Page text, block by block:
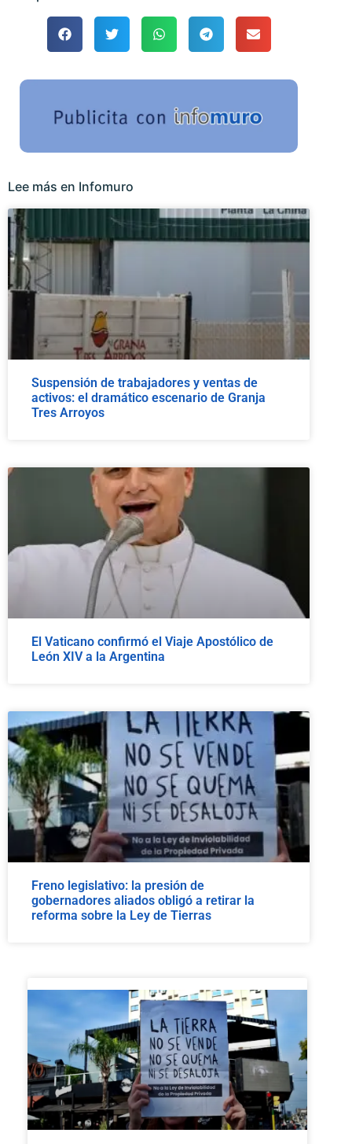
Lee más en Infomuro
Suspensión de trabajadores y ventas de
activos: el dramático escenario de Granja
Tres Arroyos
El Vaticano confirmó el Viaje Apostólico de
León XIV a la Argentina
Freno legislativo: la presión de
gobernadores aliados obligó a retirar la
reforma sobre la Ley de Tierras